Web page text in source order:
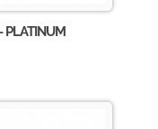
PLATINUM